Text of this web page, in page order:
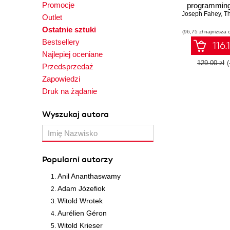
Promocje
Outlet
Ostatnie sztuki
Bestsellery
Najlepiej oceniane
Przedsprzedaż
Zapowiedzi
Druk na żądanie
Wyszukaj autora
Popularni autorzy
Anil Ananthaswamy
Adam Józefiok
Witold Wrotek
Aurélien Géron
Witold Krieser
data-
Clojure
Joseph Fahey,
(96,75 zł najniższa
129.00 zł